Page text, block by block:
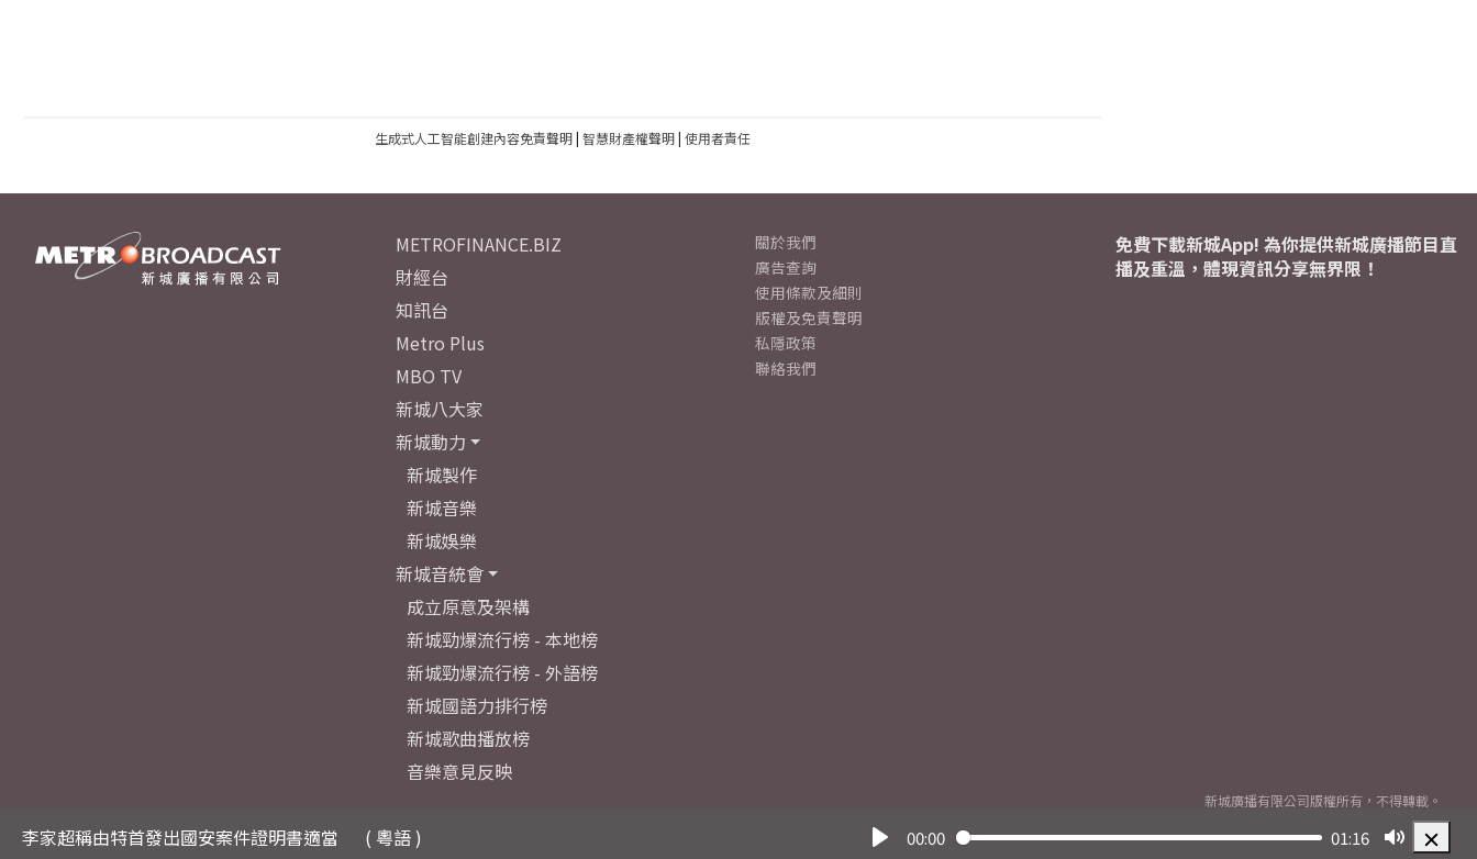
生成式人工智能創建內容免責聲明| 智慧財產權聲明| 使用者責任
李家超稱由特首發出國安案件證明書適當
( 粵語 )
00:00 01:16
METROFINANCE.BIZ
財經台
知訊台
Metro Plus
MBO TV
新城八大家
新城動力
新城製作
新城音樂
新城娛樂
新城音統會
成立原意及架構
新城勁爆流行榜 - 本地榜
新城勁爆流行榜 - 外語榜
新城國語力排行榜
新城歌曲播放榜
音樂意見反映
關於我們
廣告查詢
使用條款及細則
版權及免責聲明
私隱政策
聯絡我們
免費下載新城App! 為你提供新城廣播節目直
播及重溫，體現資訊分享無界限！
新城廣播有限公司版權所有，不得轉載。
2026© Metro Broadcast Corporation Limited. All rights reserved.